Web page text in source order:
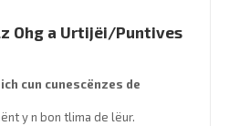
Ohg a Urtijëi/Puntives
cun cunescënzes de
y n bon tlima de lëur.